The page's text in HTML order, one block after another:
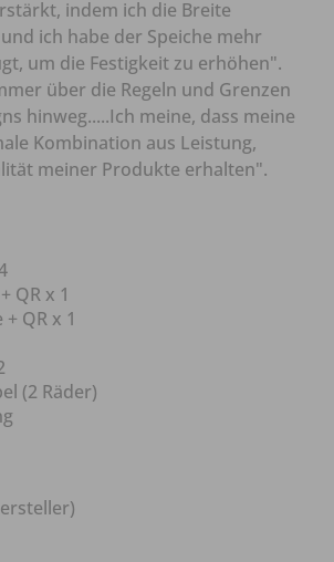
indem ich die Breite
ich habe der Speiche mehr
um die Festigkeit zu erhöhen".
über die Regeln und Grenzen
hinweg.....Ich meine, dass meine
Kombination aus Leistung,
meiner Produkte erhalten".
QR x 1
QR x 1
(2 Räder)